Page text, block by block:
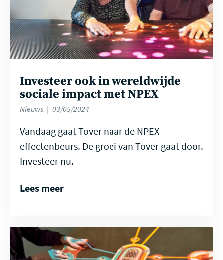
Investeer ook in wereldwijde
sociale impact met NPEX
Nieuws 03/05/2024
Vandaag gaat Tover naar de NPEX-
effectenbeurs. De groei van Tover gaat door.
Investeer nu.
Lees meer
Lees
meer